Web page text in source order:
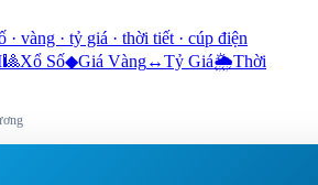
· vàng · tỷ giá · thời tiết · cúp điện
🎱Xổ Số◆Giá Vàng↔Tỷ Giá🌦Thời